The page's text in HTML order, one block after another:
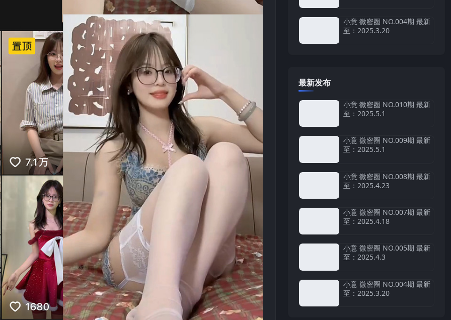
小意 微密圈 NO.004期 最新
至：2025.3.20
最新发布
小意 微密圈 NO.010期 最新
至：2025.5.1
小意 微密圈 NO.009期 最新
至：2025.5.1
小意 微密圈 NO.008期 最新
至：2025.4.23
小意 微密圈 NO.007期 最新
至：2025.4.18
小意 微密圈 NO.005期 最新
至：2025.4.3
小意 微密圈 NO.004期 最新
至：2025.3.20